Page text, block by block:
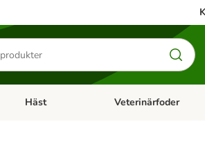
Fisk
Open category menu: Fågel
Häst Open category menu:
Veterinärfoder